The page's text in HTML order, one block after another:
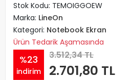
Stok Kodu: TEMOIGGOEW
Marka: LineOn
Kategori: Notebook Ekran
Ürün Tedarik Aşamasında
%23
indirim
3.512,34 TL
2.701,80 TL